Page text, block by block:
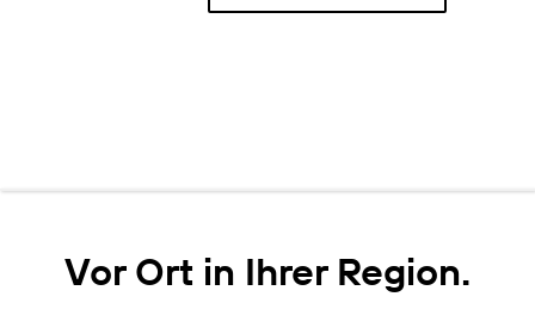
Vor Ort in Ihrer Region.